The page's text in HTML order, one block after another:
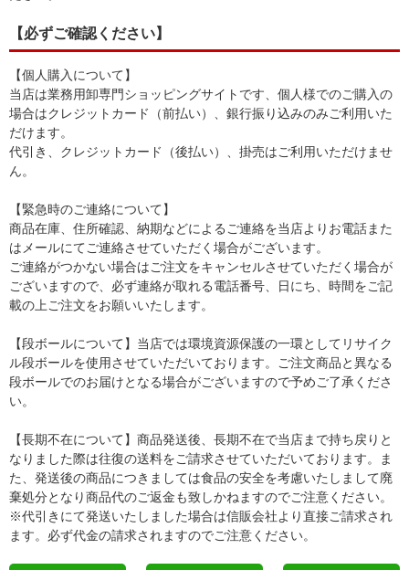
【必ずご確認ください】
【個人購入について】
当店は業務用卸専門ショッピングサイトです、個人様でのご購入の
場合はクレジットカード（前払い）、銀行振り込みのみご利用いた
だけます。
代引き、クレジットカード（後払い）、掛売はご利用いただけませ
ん。
【緊急時のご連絡について】
商品在庫、住所確認、納期などによるご連絡を当店よりお電話また
はメールにてご連絡させていただく場合がございます。
ご連絡がつかない場合はご注文をキャンセルさせていただく場合が
ございますので、必ず連絡が取れる電話番号、日にち、時間をご記
載の上ご注文をお願いいたします。
【段ボールについて】当店では環境資源保護の一環としてリサイク
ル段ボールを使用させていただいております。ご注文商品と異なる
段ボールでのお届けとなる場合がございますので予めご了承くださ
い。
【長期不在について】商品発送後、長期不在で当店まで持ち戻りと
なりました際は往復の送料をご請求させていただいております。ま
た、発送後の商品につきましては食品の安全を考慮いたしまして廃
棄処分となり商品代のご返金も致しかねますのでご注意ください。
※代引きにて発送いたしました場合は信販会社より直接ご請求され
ます。必ず代金の請求されますのでご注意ください。